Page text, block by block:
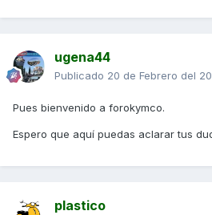
ugena44
Publicado 20 de Febrero del
Pues bienvenido a forokymco.
Espero que aquí puedas aclarar tus
plastico